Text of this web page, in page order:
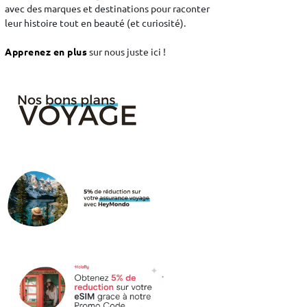
avec des marques et destinations pour raconter
leur histoire tout en beauté (et curiosité).
Apprenez en plussur nous juste ici !